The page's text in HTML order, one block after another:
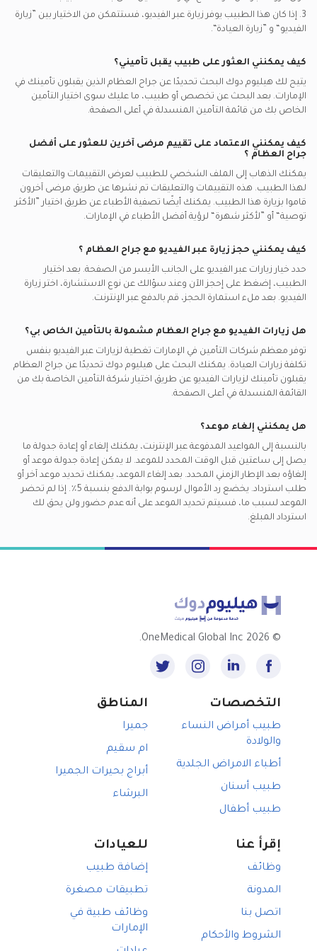
3. إذا كان هذا الطبيب يوفر زيارة عبر الفيديو، فستتمكن من الاختيار بين ”زيارة
الفيديو“ و ”زيارة العيادة“.
كيف يمكنني العثور على طبيب يقبل تأميني؟
يتيح لك هيليوم دوك البحث تحديدًا عن جراح العظام الذين يقبلون تأمينك في
الإمارات. بعد البحث عن تخصص أو طبيب، ما عليك سوى اختيار التأمين
الخاص بك من قائمة التأمين المنسدلة في أعلى الصفحة.
كيف يمكنني الاعتماد على تقييم مرضى آخرين للعثور على أفضل
جراح العظام ؟
يمكنك الذهاب إلى الملف الشخصي للطبيب لعرض التقييمات والتعليقات
لهذا الطبيب. هذه التقييمات والتعليقات تم نشرها عن طريق مرضى آخرون
قاموا بزيارة هذا الطبيب. يمكنك أيضًا تصفية الأطباء عن طريق اختيار ”الأكثر
توصية“ أو ”لأكثر شهرة“ لرؤية أفضل الأطباء في الإمارات.
كيف يمكنني حجز زيارة عبر الفيديو مع جراح العظام ؟
حدد خيار زيارات عبر الفيديو على الجانب الأيسر من الصفحة. بعد اختيار
الطبيب، إضغط على إحجز الآن وعند سؤالك عن نوع الاستشارة، اختر زيارة
الفيديو. بعد ملء استمارة الحجز، قم بالدفع عبر الإنترنت.
هل زيارات الفيديو مع جراح العظام مشمولة بالتأمين الخاص بي؟
توفر معظم شركات التأمين في الإمارات تغطية لزيارات عبر الفيديو بنفس
تكلفة زيارات العيادة. يمكنك البحث على هيليوم دوك تحديدًا عن جراح العظام
يقبلون تأمينك لزيارات الفيديو عن طريق اختيار شركة التأمين الخاصة بك من
القائمة المنسدلة في أعلى الصفحة.
هل يمكنني إلغاء موعد؟
بالنسبة إلى المواعيد المدفوعة عبر الإنترنت، يمكنك إلغاء أو إعادة جدولة ما
يصل إلى ساعتين قبل الوقت المحدد للموعد. لا يمكن إعادة جدولة موعد أو
إلغاؤه بعد الإطار الزمني المحدد. بعد إلغاء الموعد، يمكنك تحديد موعد آخر أو
طلب استرداد. يخضع رد الأموال لرسوم بوابة الدفع بنسبة 5٪. إذا لم تحضر
الموعد لسبب ما، فسيتم تحديد الموعد على أنه عدم حضور ولن يحق لك
استرداد المبلغ.
©
2026 OneMedical Global Inc.
التخصصات
طبيب أمراض النساء
والولادة
أطباء الامراض الجلدية
طبيب أسنان
طبيب أطفال
المناطق
جميرا
ام سقيم
أبراج بحيرات الجميرا
البرشاء
إقرأ عنا
وظائف
المدونة
اتصل بنا
الشروط والأحكام
للعيادات
إضافة طبيب
تطبيقات مصغرة
وظائف طبية في
الإمارات